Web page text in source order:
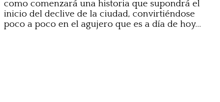
como comenzará una historia que supondrá el
inicio del declive de la ciudad, convirtiéndose
poco a poco en el agujero que es a día de hoy…